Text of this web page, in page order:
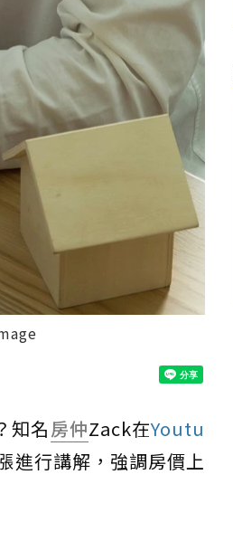
知名房仲Zack在Youtu
進行講解，強調房價上